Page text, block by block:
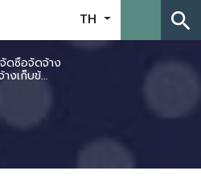
TH search
จัดซื้อจัดจ้าง
ถการแข่งขันในห่วงโซ่อุปทานระดับภูมิภาค โดยวิธีเฉพาะเจาะจง